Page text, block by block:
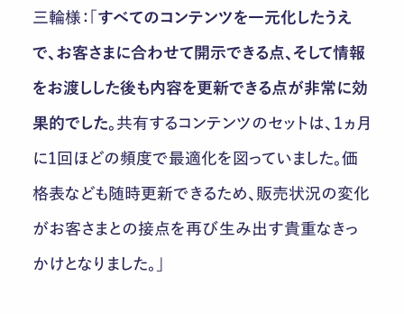
三輪様：「 すべてのコンテンツを一元化したうえ
で、 お客さまに合わせて開示できる点、そして情報
をお渡しした後も内容を更新できる点が非常に効
果的でした。 共有するコンテンツのセットは、１ヵ月
に1回ほどの頻度で最適化を図っていました。価
格表なども随時更新できるため、販売状況の変化
がお客さまとの接点を再び生み出す貴重なきっ
かけとなりました。」